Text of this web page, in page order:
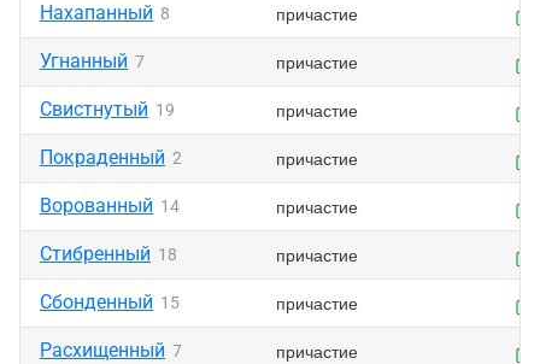
Нахапанный 8 причастие
Угнанный 7 причастие
Свистнутый 19 причастие
Покраденный 2 причастие
Ворованный 14 причастие
Стибренный 18 причастие
Сбонденный 15 причастие
Расхищенный 7 причастие